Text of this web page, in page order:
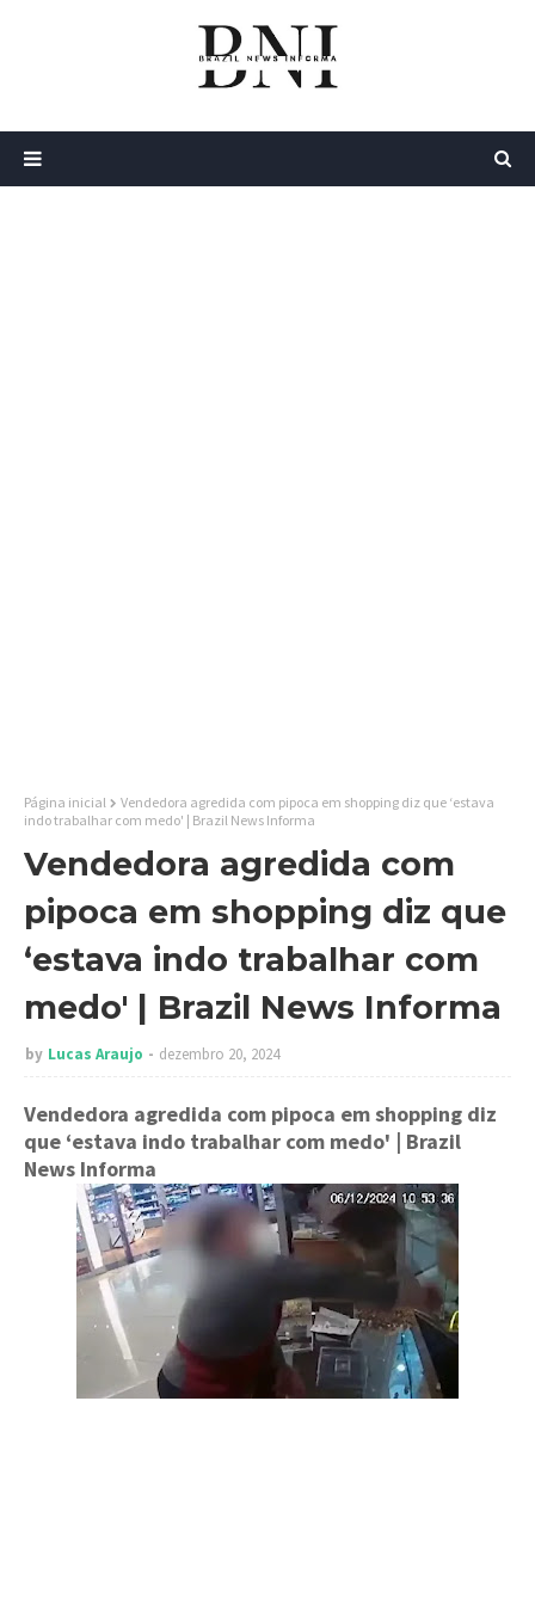
Página inicial
Vendedora agredida com pipoca em shopping diz que ‘estava
indo trabalhar com medo' | Brazil News Informa
Vendedora agredida com
pipoca em shopping diz que
‘estava indo trabalhar com
medo' | Brazil News Informa
by Lucas Araujo dezembro 20, 2024
Vendedora agredida com pipoca em shopping diz
que ‘estava indo trabalhar com medo' | Brazil
News Informa